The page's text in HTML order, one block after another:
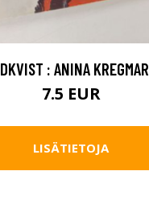
: ANINA
7.5 EUR
LISÄTIETOJA